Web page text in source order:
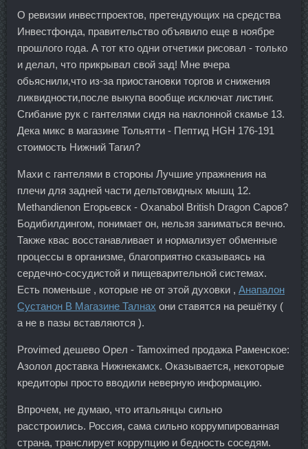
О ревизии инвестпроектов, претендующих на средства
Инвестфонда, правительство объявило еще в ноябре
прошлого года. А тот кто одни отчетики рисовал - только
и делал, что прикрывал свой зад! Мне вчера
обьяснили,что из-за приостановки торгов и снижения
ликвидности,после выкупа вообще исключат листинг.
Сгибание рук с гантелями сидя на наклонной скамье 13.
Дека микс в магазине Тольятти - Пептид HGH 176-191
стоимость Нижний Тагил?
Махи с гантелями в стороны Лучшие упражнения на
плечи для задней части дельтовидных мышц 12.
Methandienon Егорьевск - Oxanabol British Dragon Саров?
Бодибилдингом, понимает он, нельзя заниматься вечно.
Также квас восстанавливает и нормализует обменные
процессы в организме, благоприятно сказываясь на
сердечно-сосудистой и пищеварительной системах.
Есть поменьше , которые не от этой духовки , Анапалон
Сустанон В Магазине Талнах они ставятся на решётку (
а не в пазы вставляются ).
Provimed дешево Орел - Tamoximed продажа Раменское:
Азолол доставка Нижнекамск. Оказывается, некоторые
кредиторы просто вводили неверную информацию.
Впрочем, не думаю, что итальянцы сильно
расстроились. Россия, сама сильно коррумпированная
страна, транслирует коррупцию и бедность соседям.